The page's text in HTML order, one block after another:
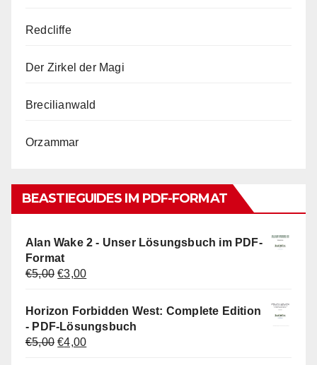
Redcliffe
Der Zirkel der Magi
Brecilianwald
Orzammar
BEASTIEGUIDES IM PDF-FORMAT
Alan Wake 2 - Unser Lösungsbuch im PDF-
Format
€5,00 Ursprünglicher
war:
€5,00
€3,00Aktueller
ist:
€3,00.
Horizon Forbidden West: Complete Edition
- PDF-Lösungsbuch
€5,00 Ursprünglicher
€4,00Aktueller